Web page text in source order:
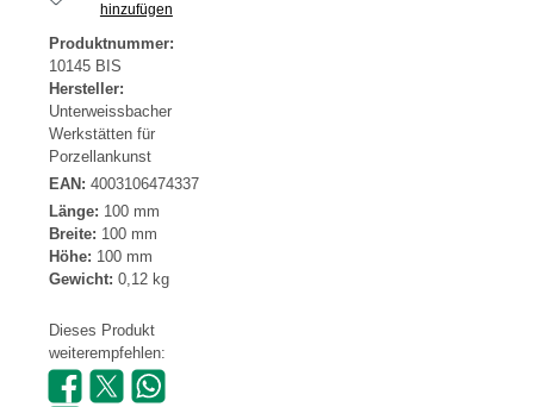
hinzufügen
Produktnummer:
10145 BIS
Hersteller:
Unterweissbacher
Werkstätten für
Porzellankunst
EAN: 4003106474337
Länge: 100 mm
Breite: 100 mm
Höhe: 100 mm
Gewicht: 0,12 kg
Dieses Produkt
weiterempfehlen: